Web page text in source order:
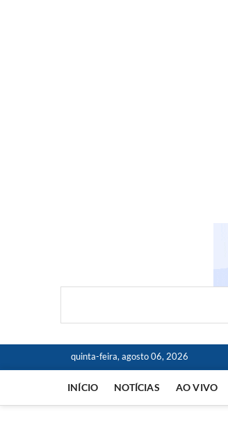
quinta-feira, agosto 06, 2026
INÍCIO NOTÍCIAS AO VIVO